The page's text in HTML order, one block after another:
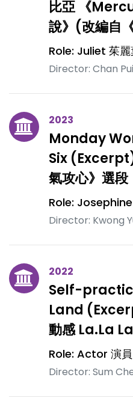
比亞 《
說》(改編自
Role: Juliet 茱麗
Director: Chan
2023
Monday
Six
氣攻心》選段
Role:
Director: Kwong
2022
Self-
Land
動感 La.La
Role: Actor 演員
Director: Sum